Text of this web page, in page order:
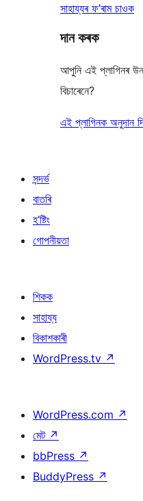
সাহায্যৰ ফ’ৰাম চাওক
দান কৰক
আপুনি এই প্লাগিনৰ
বিচাৰেনে?
এই প্লাগিনক অনুদান
সন্দৰ্ভ
বাতৰি
হ’ষ্টিং
গোপনীয়তা
শিকক
সাহায্য
বিকাশকাৰী
WordPress.tv ↗
WordPress.com ↗
মেট ↗
bbPress ↗
BuddyPress ↗